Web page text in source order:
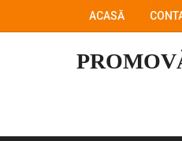
ACASĂ